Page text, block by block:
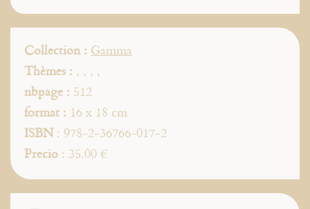
Collection : Gamma
Thèmes : , , , ,
nbpage : 512
format : 16 x 18 cm
ISBN: 978-2-36766-017-2
Precio : 35.00 €